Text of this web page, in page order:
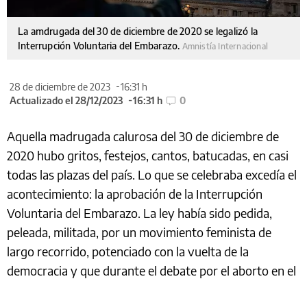
La amdrugada del 30 de diciembre de 2020 se legalizó la
Interrupción Voluntaria del Embarazo. Amnistía Internacional
28 de diciembre de 2023
16:31 h
Actualizado el 28/12/2023
16:31 h 0
Aquella madrugada calurosa del 30 de diciembre de
2020 hubo gritos, festejos, cantos, batucadas, en casi
todas las plazas del país. Lo que se celebraba excedía el
acontecimiento: la aprobación de la Interrupción
Voluntaria del Embarazo. La ley había sido pedida,
peleada, militada, por un movimiento feminista de
largo recorrido, potenciado con la vuelta de la
democracia y que durante el debate por el aborto en el